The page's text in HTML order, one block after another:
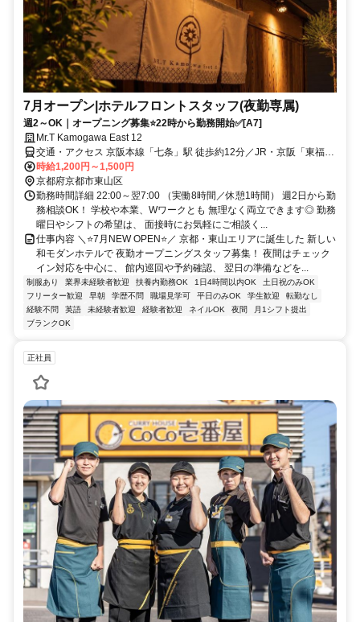
7月オープン|ホテルフロントスタッフ(夜勤専属)
週2～OK｜オープニング募集⭐22時から勤務開始✅[A7]
Mr.T Kamogawa East 12
交通・アクセス 京阪本線「七条」駅 徒歩約12分／JR・京阪「東福
寺」駅 徒歩約13分／JR・近鉄・地下鉄「京都」駅 徒歩約22分
時給1,200円～1,500円
京都府京都市東山区
勤務時間詳細 22:00～翌7:00 （実働8時間／休憩1時間） 週2日から勤
務相談OK！ 学校や本業、Wワークとも 無理なく両立できます◎ 勤務
曜日やシフトの希望は、 面接時にお気軽にご相談く...
仕事内容 ＼⭐7月NEW OPEN⭐／ 京都・東山エリアに誕生した 新しい
和モダンホテルで 夜勤オープニングスタッフ募集！ 夜間はチェック
イン対応を中心に、 館内巡回や予約確認、 翌日の準備などを...
制服あり 業界未経験者歓迎 扶養内勤務OK 1日4時間以内OK
土日祝のみOK
フリーター歓迎
早朝 学歴不問 職場見学可 平日のみOK 学生歓迎
転勤なし
経験不問
英語 未経験者歓迎 経験者歓迎 ネイルOK 夜間
月1シフト提出
ブランクOK
正社員